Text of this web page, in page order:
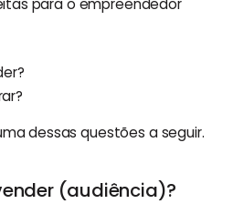
para o empreendedor
dessas questões a seguir.
(audiência)?